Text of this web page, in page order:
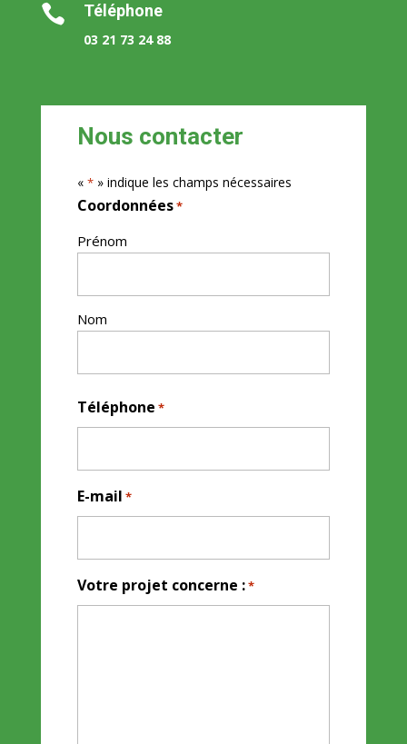
 Téléphone
03 21 73 24 88
Nous contacter
« *» indique les champs nécessaires
Coordonnées*
Prénom
Nom
Téléphone *
E-mail *
Votre projet concerne :*